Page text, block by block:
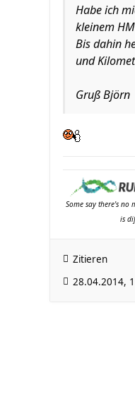
Habe ich
kleinem
Bis dahin
und
Gruß Björn
Some say there's
is
Zitieren
28.04.2014,